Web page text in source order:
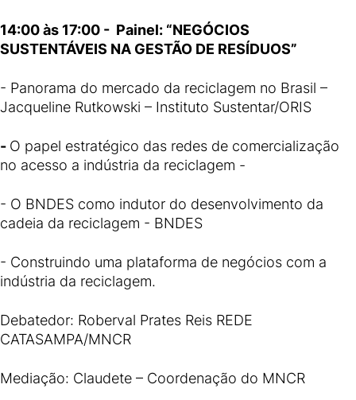
14:00 às 17:00 - Painel: “NEGÓCIOS
SUSTENTÁVEIS NA GESTÃO DE RESÍDUOS”
- Panorama do mercado da reciclagem no Brasil –
Jacqueline Rutkowski – Instituto Sustentar/ORIS
- O papel estratégico das redes de comercialização
no acesso a indústria da reciclagem -
- O BNDES como indutor do desenvolvimento da
cadeia da reciclagem - BNDES
- Construindo uma plataforma de negócios com a
indústria da reciclagem.
Debatedor: Roberval Prates Reis REDE
CATASAMPA/MNCR
Mediação: Claudete – Coordenação do MNCR